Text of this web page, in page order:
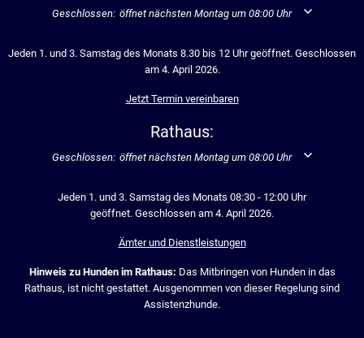
Klicken, um weitere Öffnungs- oder Schließzeiten auszublenden
Geschlossen: öffnet nächsten Montag um 08:00 Uhr
Jeden 1. und 3. Samstag des Monats 8.30 bis 12 Uhr geöffnet. Geschlossen
am 4. April 2026.
Jetzt Termin vereinbaren
Rathaus:
Klicken, um weitere Öffnungs- oder Schließzeiten auszublenden
Geschlossen: öffnet nächsten Montag um 08:00 Uhr
Jeden 1. und 3. Samstag des Monats 08:30 - 12:00 Uhr
geöffnet. Geschlossen am 4. April 2026.
Ämter und Dienstleistungen
Hinweis zu Hunden im Rathaus: Das Mitbringen von Hunden in das
Rathaus, ist nicht gestattet. Ausgenommen von dieser Regelung sind
Assistenzhunde.